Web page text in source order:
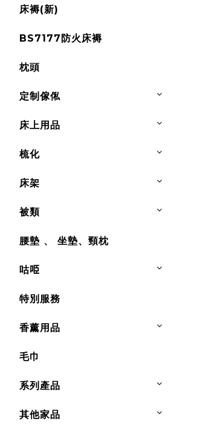
床褥(新)
BS7177防火床褥
枕頭
定制傢俬
床上用品
梳化
床架
被類
腰墊 、 坐墊、頸枕
咕𠱸
特別服務
香薰用品
毛巾
系列產品
其他家品